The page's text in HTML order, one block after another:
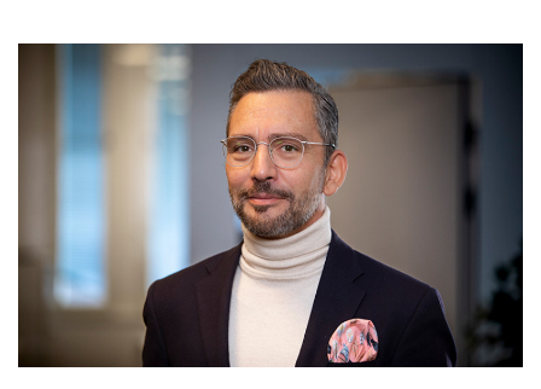
Närstående
värderingsuppdrag?